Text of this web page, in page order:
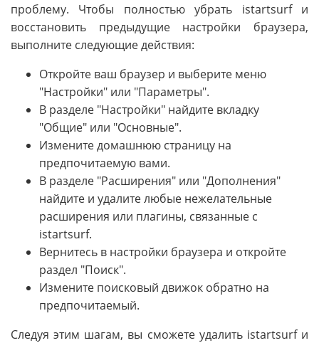
проблему. Чтобы полностью убрать istartsurf и
восстановить предыдущие настройки браузера,
выполните следующие действия:
Откройте ваш браузер и выберите меню
"Настройки" или "Параметры".
В разделе "Настройки" найдите вкладку
"Общие" или "Основные".
Измените домашнюю страницу на
предпочитаемую вами.
В разделе "Расширения" или "Дополнения"
найдите и удалите любые нежелательные
расширения или плагины, связанные с
istartsurf.
Вернитесь в настройки браузера и откройте
раздел "Поиск".
Измените поисковый движок обратно на
предпочитаемый.
Следуя этим шагам, вы сможете удалить istartsurf и